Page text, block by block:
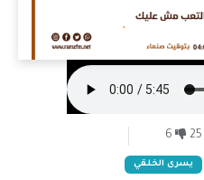
25
6
يسرى الخلقي